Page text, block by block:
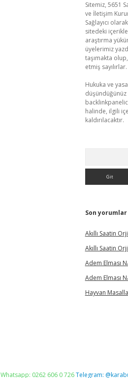
Sitemiz, 5651
ve İletişim
Sağlayıcı
sitedeki
araştırma
üyelerimiz
taşımakta
etmiş sayılırlar.
Hukuka ve
halinde, ilgili
kaldırılacaktır.
Son yorumlar
Akıllı Saatin
Akıllı Saatin
Adem Elması
Adem Elması
Hayvan
Whatsapp: 0262 606 0 726Telegram: